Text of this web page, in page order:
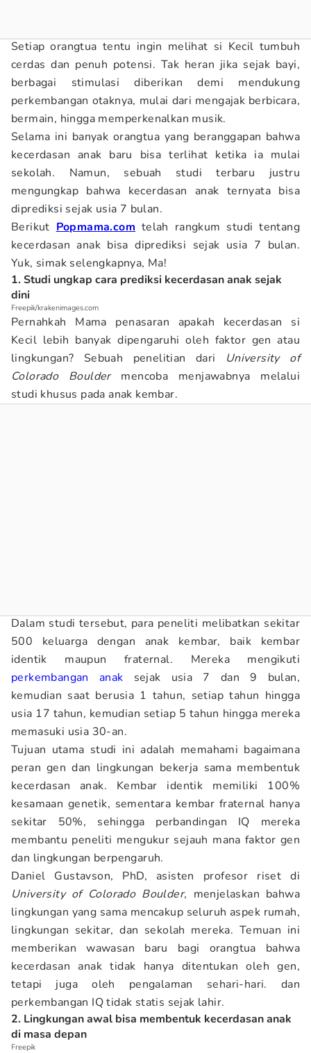
Setiap orangtua tentu ingin melihat si Kecil tumbuh
cerdas dan penuh potensi. Tak heran jika sejak bayi,
berbagai stimulasi diberikan demi mendukung
perkembangan otaknya, mulai dari mengajak berbicara,
bermain, hingga memperkenalkan musik.
Selama ini banyak orangtua yang beranggapan bahwa
kecerdasan anak baru bisa terlihat ketika ia mulai
sekolah. Namun, sebuah studi terbaru justru
mengungkap bahwa kecerdasan anak ternyata bisa
diprediksi sejak usia 7 bulan.
Berikut Popmama.com telah rangkum studi tentang
kecerdasan anak bisa diprediksi sejak usia 7 bulan.
Yuk, simak selengkapnya, Ma!
1. Studi ungkap cara prediksi kecerdasan anak sejak
dini
Freepik/krakenimages.com
Pernahkah Mama penasaran apakah kecerdasan si
Kecil lebih banyak dipengaruhi oleh faktor gen atau
lingkungan? Sebuah penelitian dari University of
Colorado Bouldermencoba menjawabnya melalui
studi khusus pada anak kembar.
Dalam studi tersebut, para peneliti melibatkan sekitar
500 keluarga dengan anak kembar, baik kembar
identik maupun fraternal. Mereka mengikuti
perkembangan anak sejak usia 7 dan 9 bulan,
kemudian saat berusia 1 tahun, setiap tahun hingga
usia 17 tahun, kemudian setiap 5 tahun hingga mereka
memasuki usia 30-an.
Tujuan utama studi ini adalah memahami bagaimana
peran gen dan lingkungan bekerja sama membentuk
kecerdasan anak. Kembar identik memiliki 100%
kesamaan genetik, sementara kembar fraternal hanya
sekitar 50%, sehingga perbandingan IQ mereka
membantu peneliti mengukur sejauh mana faktor gen
dan lingkungan berpengaruh.
Daniel Gustavson, PhD, asisten profesor riset di
University of Colorado Boulder, menjelaskan bahwa
lingkungan yang sama mencakup seluruh aspek rumah,
lingkungan sekitar, dan sekolah mereka. Temuan ini
memberikan wawasan baru bagi orangtua bahwa
kecerdasan anak tidak hanya ditentukan oleh gen,
tetapi juga oleh pengalaman sehari-hari. dan
perkembangan IQ tidak statis sejak lahir.
2. Lingkungan awal bisa membentuk kecerdasan anak
di masa depan
Freepik